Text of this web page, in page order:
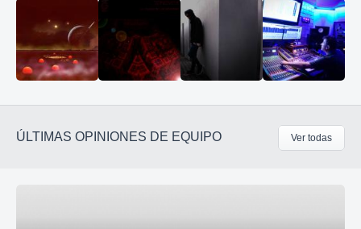
ÚLTIMAS OPINIONES DE EQUIPO Ver todas